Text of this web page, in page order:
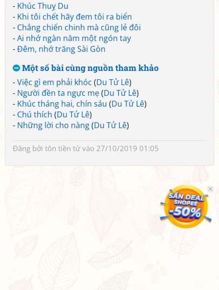
- Khúc Thuỵ Du
- Khi tôi chết hãy đem tôi ra biển
- Chẳng chiến chinh mà cũng lẻ đôi
-Ai nhớ ngàn năm một ngón tay
-Đêm, nhớ trăng Sài Gòn
Một số bài cùng nguồn tham khảo
-Việc gì em phải khóc (Du Tử Lê)
- Người đền ta ngực mẹ(Du Tử Lê)
- Khúc tháng hai, chín sáu (Du Tử Lê)
- Chú thích (Du Tử Lê)
- Những lời cho nàng(Du Tử Lê)
Đăng bởi tôn tiền tửvào 27/10/2019 01:05